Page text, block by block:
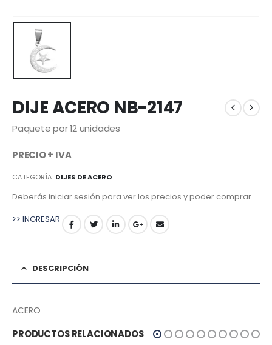
DIJE ACERO NB-2147
Paquete por 12 unidades
PRECIO + IVA
CATEGORÍA: DIJES DE ACERO
Deberás iniciar sesión para ver los precios y poder comprar
>> INGRESAR
DESCRIPCIÓN
ACERO
PRODUCTOS RELACIONADOS